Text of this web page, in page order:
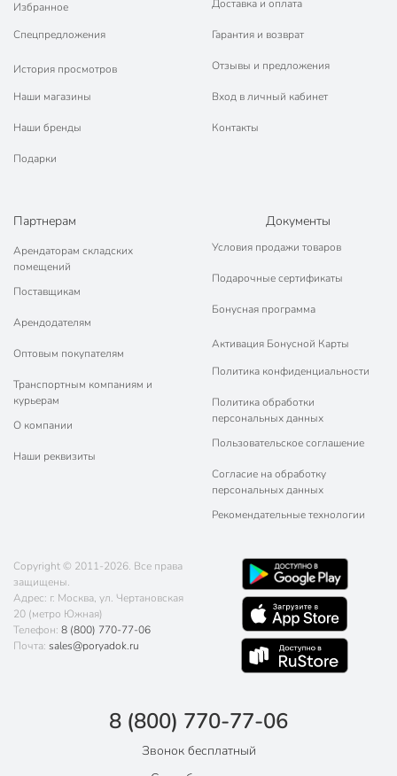
Избранное
Спецпредложения
История просмотров
Наши магазины
Наши бренды
Подарки
Доставка и оплата
Гарантия и возврат
Отзывы и предложения
Вход в личный кабинет
Контакты
Партнерам
Арендаторам складских
помещений
Поставщикам
Арендодателям
Оптовым покупателям
Транспортным компаниям и
курьерам
О компании
Наши реквизиты
Документы
Условия продажи товаров
Подарочные сертификаты
Бонусная программа
Активация Бонусной Карты
Политика конфиденциальности
Политика обработки
персональных данных
Пользовательское соглашение
Согласие на обработку
персональных данных
Рекомендательные технологии
Copyright © 2011-2026. Все права
защищены.
Адрес: г. Москва, ул. Чертановская
20 (метро Южная)
Телефон: 8 (800) 770-77-06
Почта: sales@poryadok.ru
8 (800) 770-77-06
Звонок бесплатный